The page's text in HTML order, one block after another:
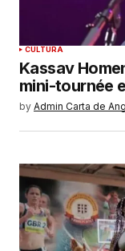
CULTURA
Kassav
mini-tournée
by Admin Carta de